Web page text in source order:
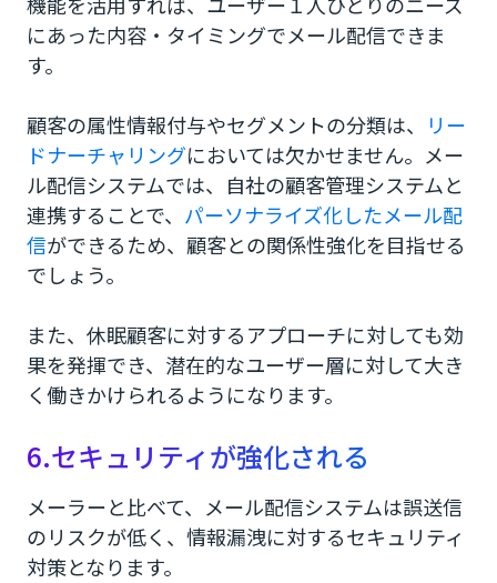
にあった内容・タイミングでメール配信できま
す。
顧客の属性情報付与やセグメントの分類は、
リー
ドナーチャリングにおいては欠かせません。メー
ル配信システムでは、自社の顧客管理システムと
連携することで、 パーソナライズ化したメール配
信ができるため、顧客との関係性強化を目指せる
でしょう。
また、休眠顧客に対するアプローチに対しても効
果を発揮でき、潜在的なユーザー層に対して大き
く働きかけられるようになります。
6.セキュリティが強化される
メーラーと比べて、メール配信システムは誤送信
のリスクが低く、情報漏洩に対するセキュリティ
対策となります。